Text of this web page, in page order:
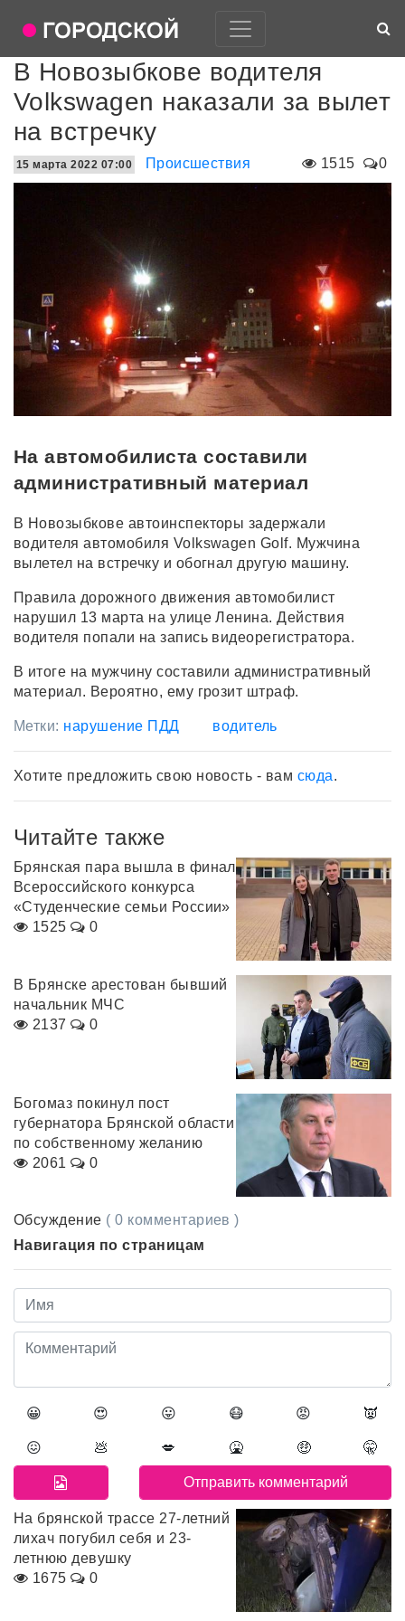
В Новозыбкове водителя
Volkswagen наказали за вылет
на встречку
1515 0
15 марта 2022 07:00 Происшествия
На автомобилиста составили
административный материал
В Новозыбкове автоинспекторы задержали
водителя автомобиля Volkswagen Golf. Мужчина
вылетел на встречку и обогнал другую машину.
Правила дорожного движения автомобилист
нарушил 13 марта на улице Ленина. Действия
водителя попали на запись видеорегистратора.
В итоге на мужчину составили административный
материал. Вероятно, ему грозит штраф.
Метки: нарушение ПДД водитель
Хотите предложить свою новость - вам сюда.
Читайте также
Брянская пара вышла в финал
Всероссийского конкурса
«Студенческие семьи России»
1525
0
В Брянске арестован бывший
начальник МЧС
2137
0
Богомаз покинул пост
губернатора Брянской области
по собственному желанию
2061
0
Обсуждение ( 0 комментариев )
Навигация по страницам
😀 😍 😛 😷 😡 👿
😖 💩 💋 🤮 🤑 🤫
На брянской трассе 27-летний
лихач погубил себя и 23-
летнюю девушку
1675
0